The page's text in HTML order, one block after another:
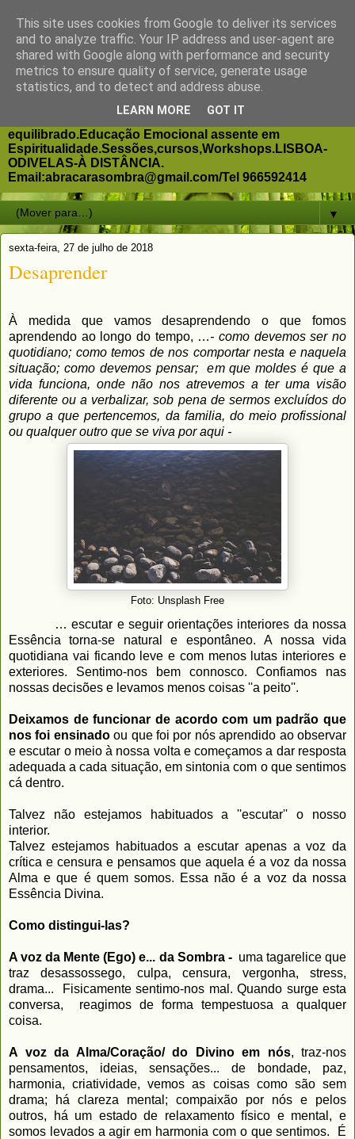
Abraçar a minha Sombra
Processo de exploração interior de auto-conhecimento
e libertação de padrões mentais e emocionais
destrutivos. Aclarar lições de vida. Resgatar a Sombra. A
equilibrado.Educação Emocional assente em
Espiritualidade.Sessões,cursos,Workshops.LISBOA-
ODIVELAS-À DISTÂNCIA.
Email:abracarasombra@gmail.com/Tel 966592414
▼
sexta-feira, 27 de julho de 2018
Desaprender
À medida que vamos desaprendendo o que fomos
aprendendo ao longo do tempo, …- como devemos ser no
quotidiano; como temos de nos comportar nesta e naquela
situação; como devemos pensar; em que moldes é que a
vida funciona, onde não nos atrevemos a ter uma visão
diferente ou a verbalizar, sob pena de sermos excluídos do
grupo a que pertencemos, da familia, do meio profissional
ou qualquer outro que se viva por aqui -
Foto: Unsplash Free
… escutar e seguir orientações interiores da nossa
Essência torna-se natural e espontâneo.A nossa vida
quotidiana vai ficando leve e com menos lutas interiores e
exteriores. Sentimo-nos bem connosco. Confiamos nas
nossas decisões e levamos menos coisas ''a peito''.
Deixamos de funcionar de acordo com um padrão que
nos foi ensinadoou que foi por nós aprendido ao observar
e escutar o meio à nossa volta e começamos a dar resposta
adequada a cada situação, em sintonia com o que sentimos
cá dentro.
Talvez não estejamos habituados a ''escutar'' o nosso
interior.
Talvez estejamos habituados a escutar apenas a voz da
crítica e censura e pensamos que aquela é a voz da nossa
Alma e que é quem somos. Essa não é a voz da nossa
Essência Divina.
Como distingui-las?
A voz da Mente (Ego) e... da Sombra - uma tagarelice que
traz desassossego, culpa, censura, vergonha, stress,
drama... Fisicamente sentimo-nos mal. Quando surge esta
conversa, reagimos de forma tempestuosa a qualquer
coisa.
A voz da Alma/Coração/ do Divino em nós, traz-nos
pensamentos, ideias, sensações... de bondade, paz,
harmonia, criatividade, vemos as coisas como são sem
drama; há clareza mental; compaixão por nós e pelos
outros, há um estado de relaxamento físico e mental, e
somos levados a agir em harmonia com o que sentimos. É
This site uses cookies from Google to deliver its services
and to analyze traffic. Your IP address and user-agent are
shared with Google along with performance and security
metrics to ensure quality of service, generate usage
statistics, and to detect and address abuse.
LEARN MORE GOT IT